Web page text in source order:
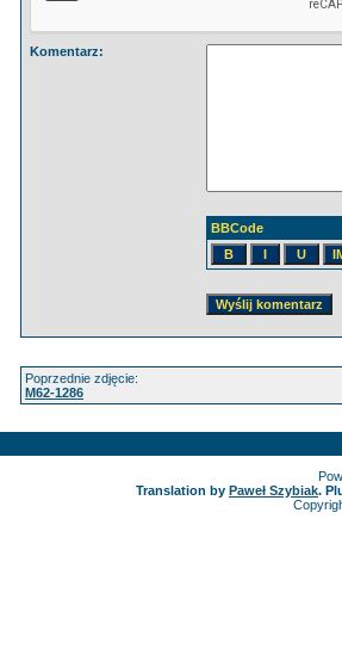
Komentarz:
BBCode
Poprzednie zdjęcie:
M62-1286
Translation by Paweł Szybiak.